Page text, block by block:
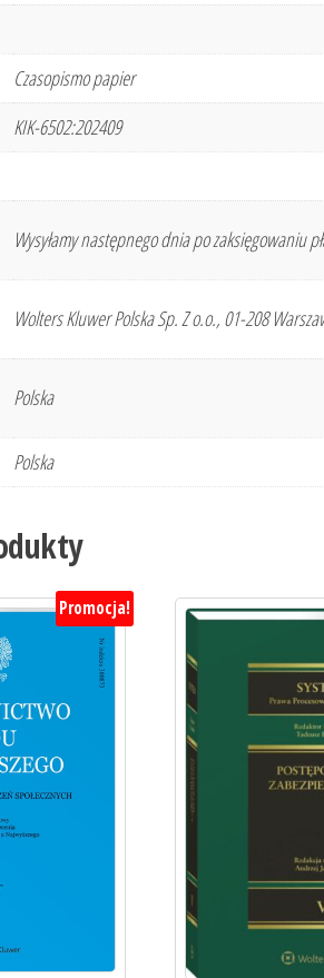
Czasopismo papier
KIK-6502:202409
Wysyłamy następnego dnia po zaksięgowaniu
Wolters Kluwer Polska Sp. Z o.o., 01-208
Polska
Polska
Promocja!